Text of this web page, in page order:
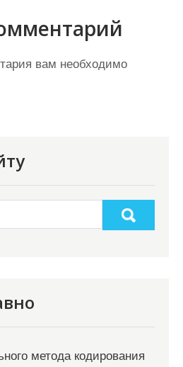
вам необходимо
метода кодирования